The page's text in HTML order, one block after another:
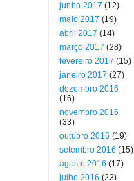
junho 2017 (12)
maio 2017 (19)
abril 2017 (14)
março 2017 (28)
fevereiro 2017 (15)
janeiro 2017 (27)
dezembro 2016
(16)
novembro 2016
(33)
outubro 2016 (19)
setembro 2016 (15)
agosto 2016 (17)
julho 2016 (23)